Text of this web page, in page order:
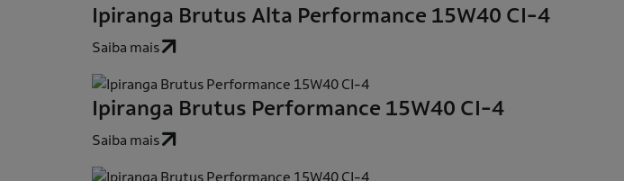
Ipiranga Brutus Alta Performance 15W40 CI-4
Saiba mais
Ipiranga Brutus Performance 15W40 CI-4
Saiba mais